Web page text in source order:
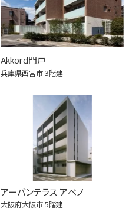
Akkord門戸
兵庫県西宮市3階建
アーバンテラス アベノ
大阪府大阪市5階建